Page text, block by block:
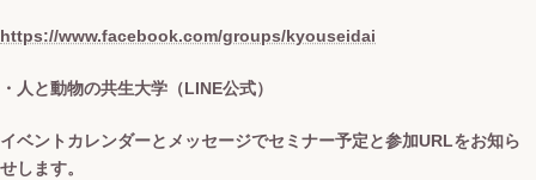
https://www.facebook.com/groups/kyouseidai
・人と動物の共生大学（LINE公式）
イベントカレンダーとメッセージでセミナー予定と参加URLをお知ら
せします。